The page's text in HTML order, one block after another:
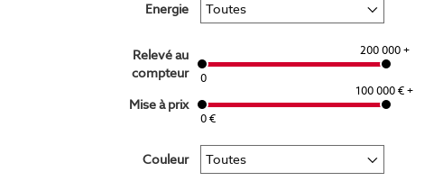
Energie
Relevé au
compteur
0
200 000 +
Mise à prix
0 €
100 000 € +
Couleur